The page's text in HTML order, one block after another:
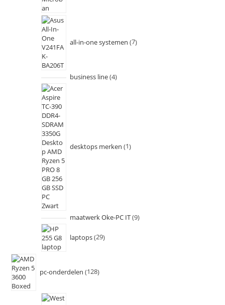
all-in-one systemen 7
business line 4
desktops merken 1
maatwerk Oke-PC IT 9
laptops 29
pc-onderdelen 128